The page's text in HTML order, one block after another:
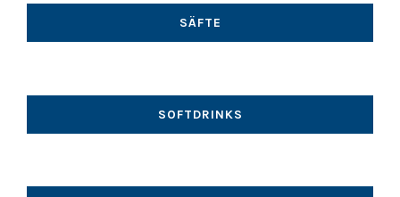
SÄFTE
SOFTDRINKS